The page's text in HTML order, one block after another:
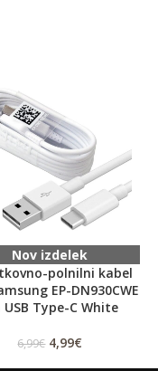
Nov izdelek
polnilni kabel
EP-DN930CWE
USB Type-C White
6,99€ 4,99€